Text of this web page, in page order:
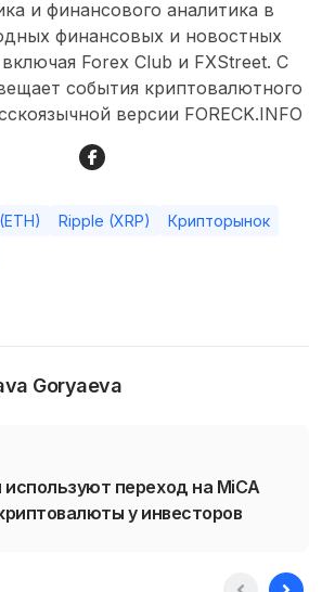
и финансового аналитика в
финансовых и новостных
Forex Club и FXStreet. С
события криптовалютного
версии FORECK.INFO
Ripple (XRP)
Крипторынок
Goryaeva
переход на MiCA
у инвесторов